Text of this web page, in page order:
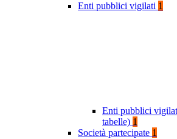
Enti pubblici vigilati 1
Enti pubblici
tabelle) 1
Società partecipate 1